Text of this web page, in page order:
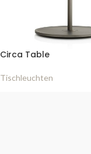
Circa Table
Tischleuchten